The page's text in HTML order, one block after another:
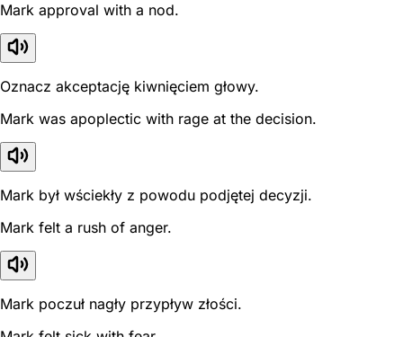
Mark approval with a nod.
Oznacz akceptację kiwnięciem głowy.
Mark was apoplectic with rage at the decision.
Mark był wściekły z powodu podjętej decyzji.
Mark felt a rush of anger.
Mark poczuł nagły przypływ złości.